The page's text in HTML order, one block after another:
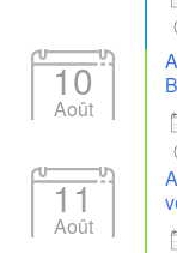
10
Août
11
Août